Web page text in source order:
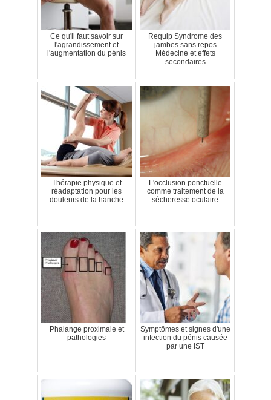
Ce qu'il faut savoir sur
l'agrandissement et
l'augmentation du pénis
Requip Syndrome des
jambes sans repos
Médecine et effets
secondaires
Thérapie physique et
réadaptation pour les
douleurs de la hanche
L'occlusion ponctuelle
comme traitement de la
sécheresse oculaire
Phalange proximale et
pathologies
Symptômes et signes d'une
infection du pénis causée
par une IST